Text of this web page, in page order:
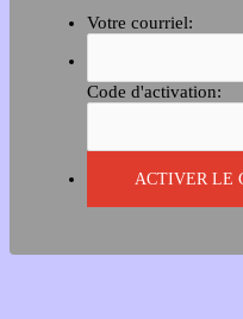
Votre courriel:
Code d'activation: